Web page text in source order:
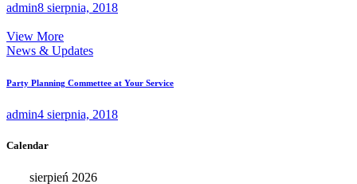
admin8 sierpnia, 2018
View More
News & Updates
Party Planning Commettee at Your Service
admin4 sierpnia, 2018
Calendar
sierpień 2026